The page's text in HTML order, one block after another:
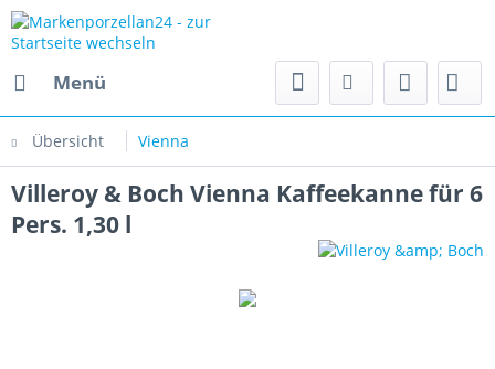
Menü
Übersicht Vienna
Villeroy & Boch Vienna Kaffeekanne für 6
Pers. 1,30 l